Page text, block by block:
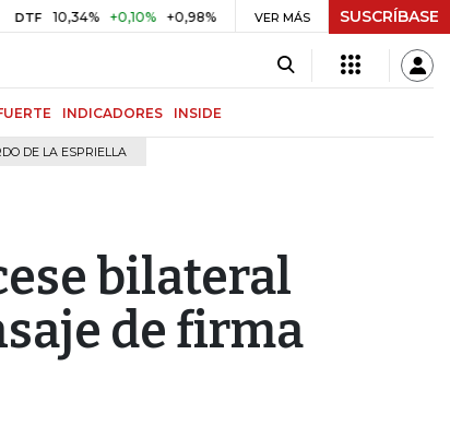
10,34% +0,10% +0,98% UVR $ 416,91 +$ 0,05 +0,01%
VER MÁS SUSCRÍBASE
INDICADORES INSIDE
DE LA ESPRIELLA
bilateral
de firma